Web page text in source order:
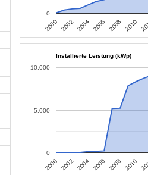
2000 2002 2004 2006 2008 2010
0
Installierte Leistung (kWp)
2000 2002 2004 2006 2008 2010
0
5.000
10.000